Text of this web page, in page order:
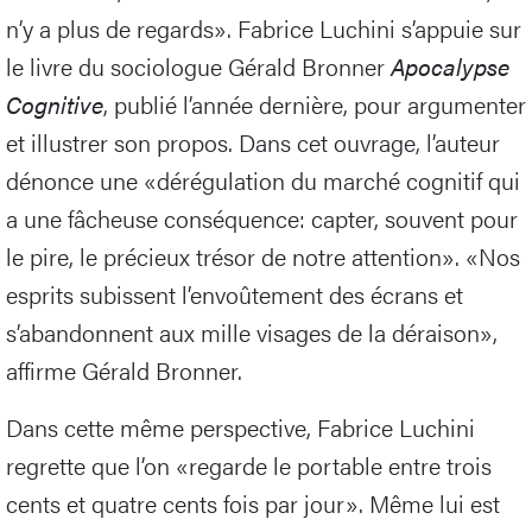
n’y a plus de regards». Fabrice Luchini s’appuie sur
le livre du sociologue Gérald BronnerApocalypse
Cognitive, publié l’année dernière, pour argumenter
et illustrer son propos. Dans cet ouvrage, l’auteur
dénonce une «dérégulation du marché cognitif qui
a une fâcheuse conséquence: capter, souvent pour
le pire, le précieux trésor de notre attention». «Nos
esprits subissent l’envoûtement des écrans et
s’abandonnent aux mille visages de la déraison»,
affirme Gérald Bronner.
Dans cette même perspective, Fabrice Luchini
regrette que l’on «regarde le portable entre trois
cents et quatre cents fois par jour». Même lui est